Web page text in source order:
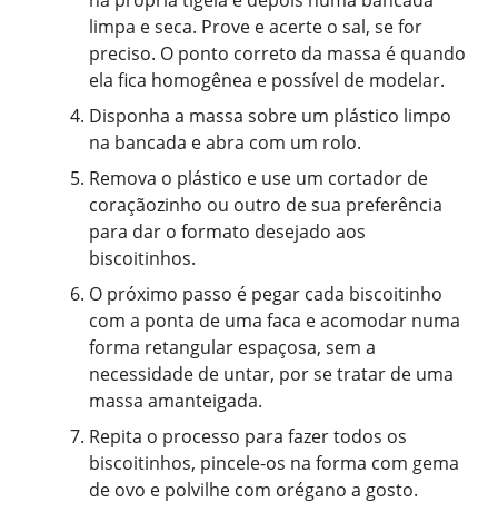
limpa e seca. Prove e acerte o sal, se for
preciso. O ponto correto da massa é quando
ela fica homogênea e possível de modelar.
Disponha a massa sobre um plástico limpo
na bancada e abra com um rolo.
Remova o plástico e use um cortador de
coraçãozinho ou outro de sua preferência
para dar o formato desejado aos
biscoitinhos.
O próximo passo é pegar cada biscoitinho
com a ponta de uma faca e acomodar numa
forma retangular espaçosa, sem a
necessidade de untar, por se tratar de uma
massa amanteigada.
Repita o processo para fazer todos os
biscoitinhos, pincele-os na forma com gema
de ovo e polvilhe com orégano a gosto.